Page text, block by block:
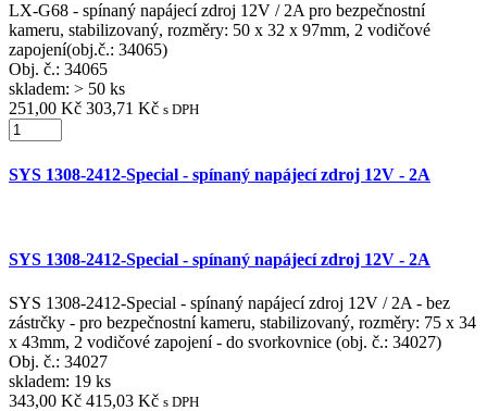
LX-G68 - spínaný napájecí zdroj 12V / 2A pro bezpečnostní
kameru, stabilizovaný, rozměry: 50 x 32 x 97mm, 2 vodičové
zapojení(obj.č.: 34065)
Obj. č.: 34065
skladem: > 50 ks
251,00 Kč 303,71 Kč s DPH
SYS 1308-2412-Special - spínaný napájecí zdroj 12V - 2A
SYS 1308-2412-Special - spínaný napájecí zdroj 12V - 2A
SYS 1308-2412-Special - spínaný napájecí zdroj 12V / 2A - bez
zástrčky - pro bezpečnostní kameru, stabilizovaný, rozměry: 75 x 34
x 43mm, 2 vodičové zapojení - do svorkovnice (obj. č.: 34027)
Obj. č.: 34027
skladem: 19 ks
343,00 Kč 415,03 Kč s DPH